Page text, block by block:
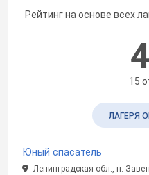
Рейтинг на основе всех
15
ЛАГЕРЯ
Юный спасатель
Ленинградская обл., п.